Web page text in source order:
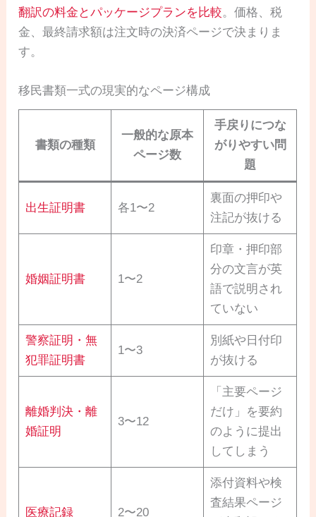
翻訳の料金とパッケージプランを比較。価格、税
金、最終請求額は注文時の決済ページで決まりま
す。
移民書類一式の現実的なページ構成
書類の種類
一般的な原本
ページ数
手戻りにつな
がりやすい問
題
出生証明書 各1〜2
裏面の押印や
注記が抜ける
婚姻証明書 1〜2
印章・押印部
分の文言が英
語で説明され
ていない
警察証明・無
犯罪証明書
1〜3
別紙や日付印
が抜ける
離婚判決・離
婚証明
3〜12
「主要ページ
だけ」を要約
のように提出
してしまう
医療記録 2〜20
添付資料や検
査結果ページ